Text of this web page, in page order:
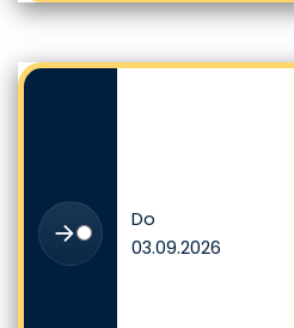
Do
03.09.2026